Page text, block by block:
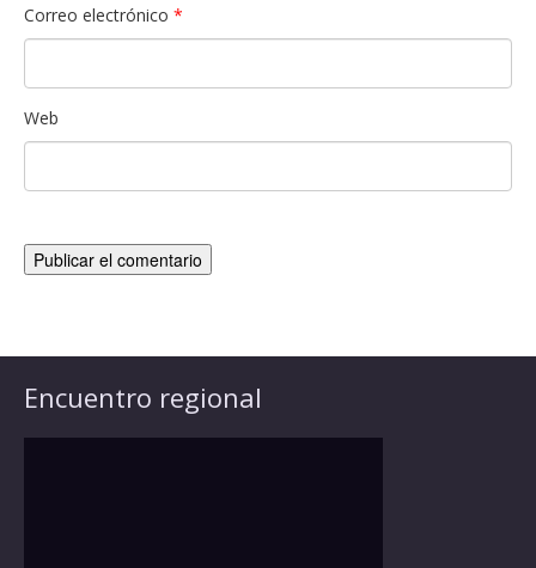
Correo electrónico *
Web
Encuentro regional